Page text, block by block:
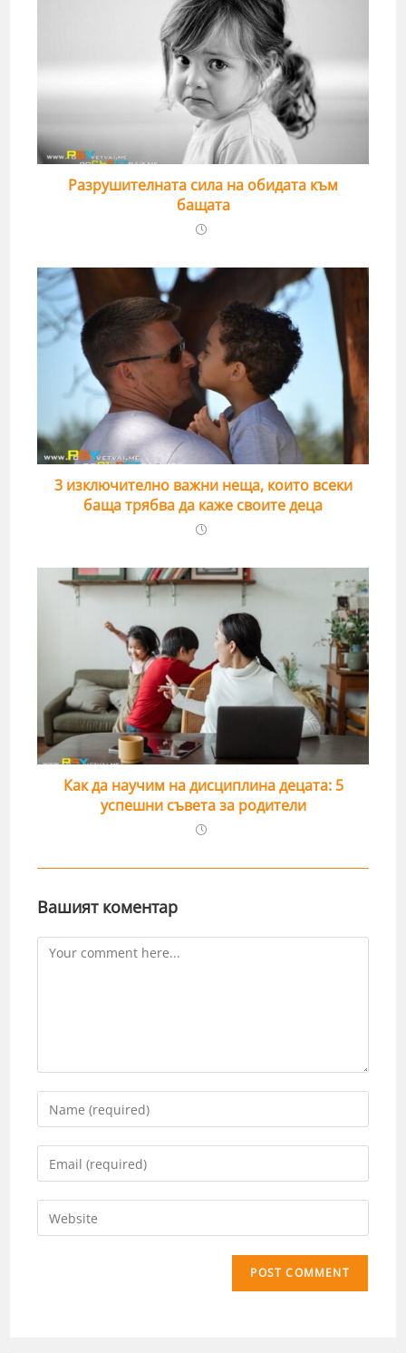
Разрушителната сила на обидата към
бащата
3 изключително важни неща, които всеки
баща трябва да каже своите деца
Как да научим на дисциплина децата: 5
успешни съвета за родители
Вашият коментар